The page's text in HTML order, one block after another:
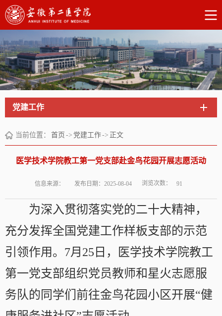
党建工作
当前位置： 首页 -> 党建工作-> 正文
医学技术学院教工第一党支部赴金鸟花园开展志愿活动
信息来源： 发布日期：2025-08-04 浏览次数： 91
为深入贯彻落实党的二十大精神，
充分发挥全国党建工作样板支部的示范
引领作用。7月25日，医学技术学院教工
第一党支部组织党员教师和星火志愿服
务队的同学们前往金鸟花园小区开展“健